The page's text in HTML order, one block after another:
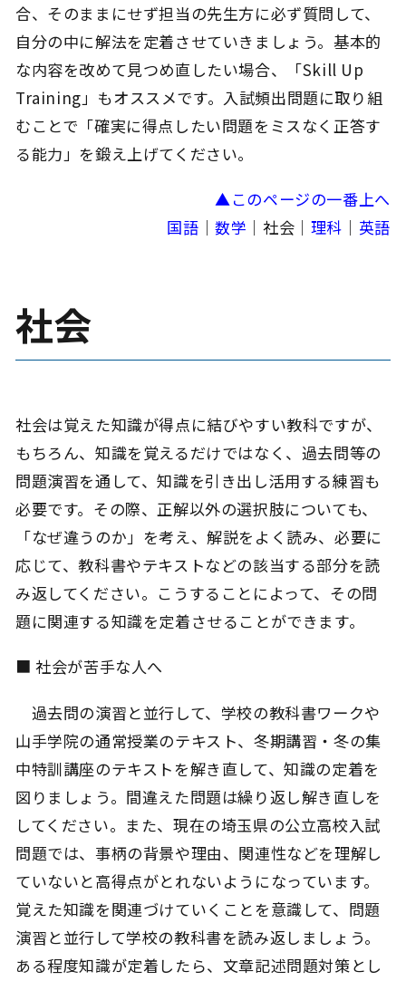
合、そのままにせず担当の先生方に必ず質問して、
自分の中に解法を定着させていきましょう。基本的
な内容を改めて見つめ直したい場合、「Skill Up
Training」もオススメです。入試頻出問題に取り組
むことで「確実に得点したい問題をミスなく正答す
る能力」を鍛え上げてください。
▲このページの一番上へ
国語 ｜数学 ｜社会｜ 理科 ｜ 英語
社会
社会は覚えた知識が得点に結びやすい教科ですが、
もちろん、知識を覚えるだけではなく、過去問等の
問題演習を通して、知識を引き出し活用する練習も
必要です。その際、正解以外の選択肢についても、
「なぜ違うのか」を考え、解説をよく読み、必要に
応じて、教科書やテキストなどの該当する部分を読
み返してください。こうすることによって、その問
題に関連する知識を定着させることができます。
■ 社会が苦手な人へ
過去問の演習と並行して、学校の教科書ワークや
山手学院の通常授業のテキスト、冬期講習・冬の集
中特訓講座のテキストを解き直して、知識の定着を
図りましょう。間違えた問題は繰り返し解き直しを
してください。また、現在の埼玉県の公立高校入試
問題では、事柄の背景や理由、関連性などを理解し
ていないと高得点がとれないようになっています。
覚えた知識を関連づけていくことを意識して、問題
演習と並行して学校の教科書を読み返しましょう。
ある程度知識が定着したら、文章記述問題対策とし